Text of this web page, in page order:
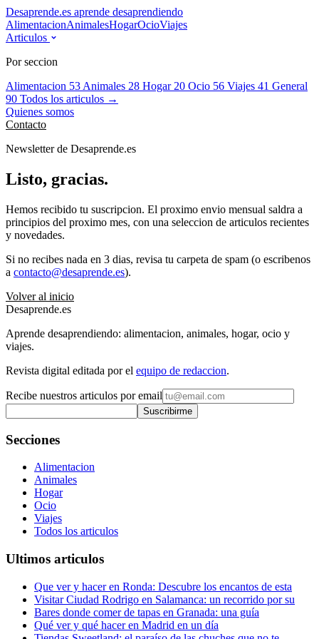
Desaprende.es aprende desaprendiendo
AlimentacionAnimalesHogarOcioViajes
Articulos
Por seccion
Alimentacion 53 Animales 28 Hogar 20 Ocio 56 Viajes 41 General
90 Todos los articulos →
Quienes somos
Contacto
Newsletter de Desaprende.es
Listo, gracias.
Hemos recibido tu suscripcion. El proximo envio mensual saldra a
principios del proximo mes, con una seleccion de articulos recientes
y novedades.
Si no recibes nada en 3 dias, revisa tu carpeta de spam (o escribenos
a contacto@desaprende.es).
Volver al inicio
Desaprende.es
Aprende desaprendiendo: alimentacion, animales, hogar, ocio y
viajes.
Revista digital editada por el equipo de redaccion.
Recibe nuestros articulos por email
Suscribirme
Secciones
Alimentacion
Animales
Hogar
Ocio
Viajes
Todos los articulos
Ultimos articulos
Que ver y hacer en Ronda: Descubre los encantos de esta
Visitar Ciudad Rodrigo en Salamanca: un recorrido por su
Bares donde comer de tapas en Granada: una guía
Qué ver y qué hacer en Madrid en un día